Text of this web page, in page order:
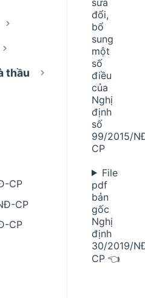
thầu
CP
CP
CP
đổi,
bổ
sung
một
số
điều
của
Nghị
định
số
99/2015/
CP
File
pdf
bản
gốc
Nghị
định
30/2019/
CP 👈